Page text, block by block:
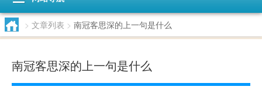
> 文章列表 > 南冠客思深的上一句是什么
南冠客思深的上一句是什么